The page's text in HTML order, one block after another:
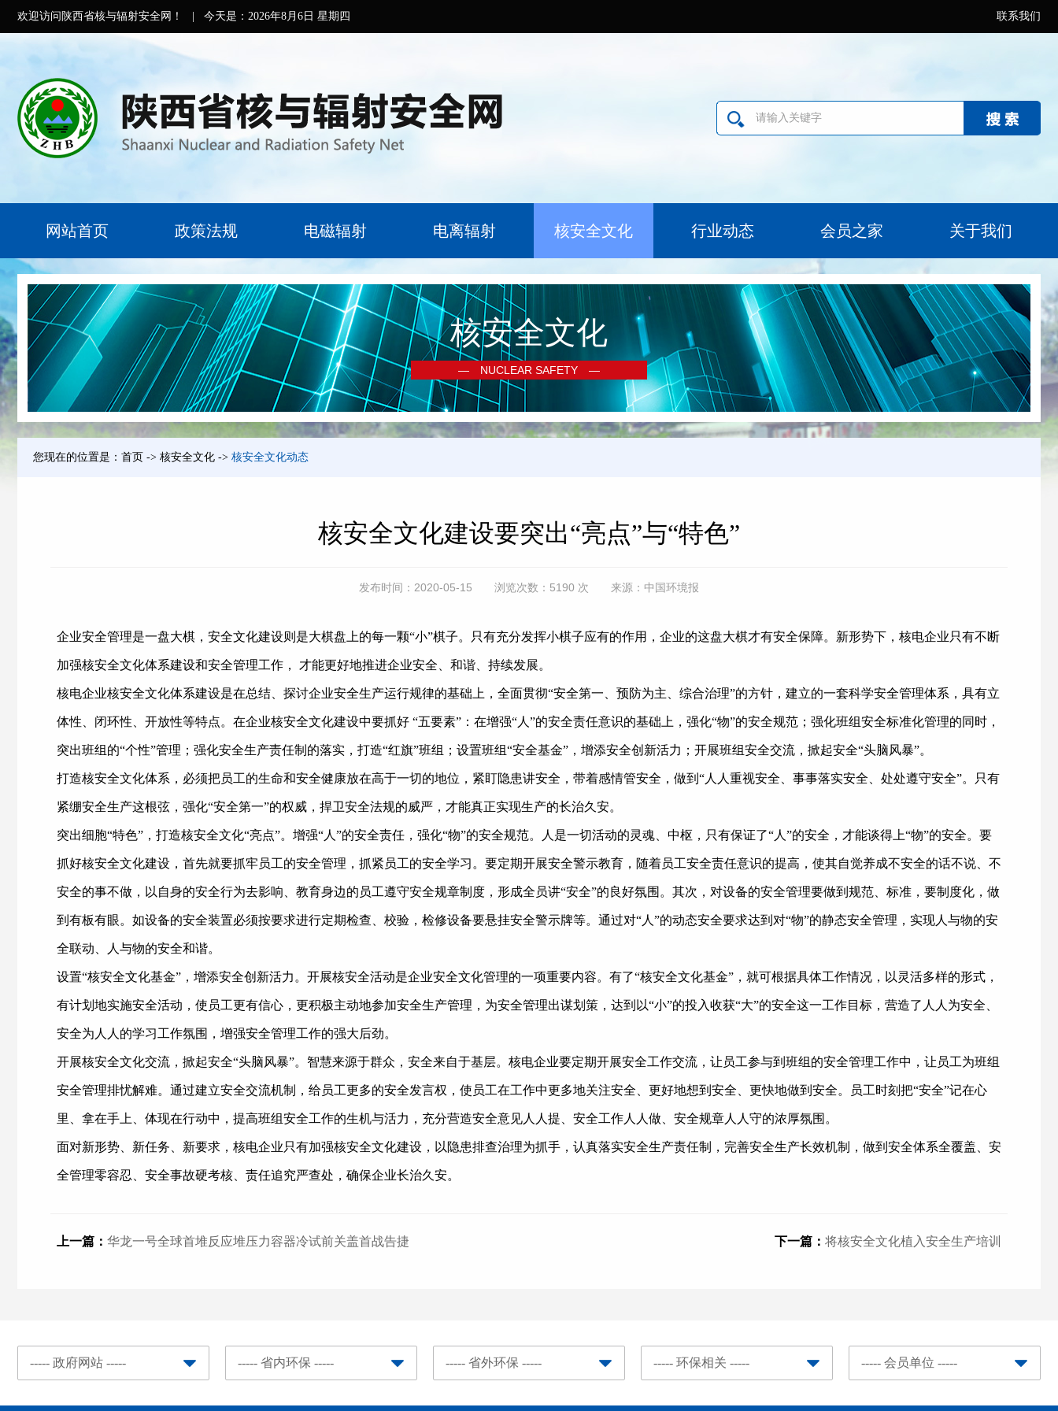
欢迎访问陕西省核与辐射安全网！ 今天是： 2026年8月6日 星期四 联系我们
网站首页 政策法规 电磁辐射 电离辐射 核安全文化 行业动态 会员之家 关于我们
核安全文化
— NUCLEAR SAFETY —
您现在的位置是： 首页 -> 核安全文化 -> 核安全文化动态
核安全文化建设要突出“亮点”与“特色”
发布时间：2020-05-15 浏览次数：5190 次 来源：中国环境报
企业安全管理是一盘大棋，安全文化建设则是大棋盘上的每一颗“小”棋子。只有充分发挥小棋子应有的作用，企业的这盘大棋才有安全保障。新形势下，核电企业只有不断
加强核安全文化体系建设和安全管理工作， 才能更好地推进企业安全、和谐、持续发展。
核电企业核安全文化体系建设是在总结、探讨企业安全生产运行规律的基础上，全面贯彻“安全第一、预防为主、综合治理”的方针，建立的一套科学安全管理体系，具有立
体性、闭环性、开放性等特点。在企业核安全文化建设中要抓好 “五要素”：在增强“人”的安全责任意识的基础上，强化“物”的安全规范；强化班组安全标准化管理的同时，
突出班组的“个性”管理；强化安全生产责任制的落实，打造“红旗”班组；设置班组“安全基金”，增添安全创新活力；开展班组安全交流，掀起安全“头脑风暴”。
打造核安全文化体系，必须把员工的生命和安全健康放在高于一切的地位，紧盯隐患讲安全，带着感情管安全，做到“人人重视安全、事事落实安全、处处遵守安全”。只有
紧绷安全生产这根弦，强化“安全第一”的权威，捍卫安全法规的威严，才能真正实现生产的长治久安。
突出细胞“特色”，打造核安全文化“亮点”。增强“人”的安全责任，强化“物”的安全规范。人是一切活动的灵魂、中枢，只有保证了“人”的安全，才能谈得上“物”的安全。要
抓好核安全文化建设，首先就要抓牢员工的安全管理，抓紧员工的安全学习。要定期开展安全警示教育，随着员工安全责任意识的提高，使其自觉养成不安全的话不说、不
安全的事不做，以自身的安全行为去影响、教育身边的员工遵守安全规章制度，形成全员讲“安全”的良好氛围。其次，对设备的安全管理要做到规范、标准，要制度化，做
到有板有眼。如设备的安全装置必须按要求进行定期检查、校验，检修设备要悬挂安全警示牌等。通过对“人”的动态安全要求达到对“物”的静态安全管理，实现人与物的安
全联动、人与物的安全和谐。
设置“核安全文化基金”，增添安全创新活力。开展核安全活动是企业安全文化管理的一项重要内容。有了“核安全文化基金”，就可根据具体工作情况，以灵活多样的形式，
有计划地实施安全活动，使员工更有信心，更积极主动地参加安全生产管理，为安全管理出谋划策，达到以“小”的投入收获“大”的安全这一工作目标，营造了人人为安全、
安全为人人的学习工作氛围，增强安全管理工作的强大后劲。
开展核安全文化交流，掀起安全“头脑风暴”。智慧来源于群众，安全来自于基层。核电企业要定期开展安全工作交流，让员工参与到班组的安全管理工作中，让员工为班组
安全管理排忧解难。通过建立安全交流机制，给员工更多的安全发言权，使员工在工作中更多地关注安全、更好地想到安全、更快地做到安全。员工时刻把“安全”记在心
里、拿在手上、体现在行动中，提高班组安全工作的生机与活力，充分营造安全意见人人提、安全工作人人做、安全规章人人守的浓厚氛围。
面对新形势、新任务、新要求，核电企业只有加强核安全文化建设，以隐患排查治理为抓手，认真落实安全生产责任制，完善安全生产长效机制，做到安全体系全覆盖、安
全管理零容忍、安全事故硬考核、责任追究严查处，确保企业长治久安。
上一篇： 华龙一号全球首堆反应堆压力容器冷试前关盖首战告捷 下一篇： 将核安全文化植入安全生产培训